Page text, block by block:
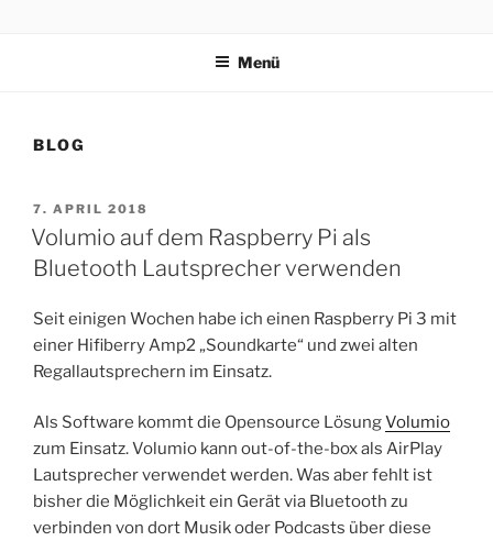
Menü
BLOG
VERÖFFENTLICHT
AM
7. APRIL 2018
Volumio auf dem Raspberry Pi als
Bluetooth Lautsprecher verwenden
Seit einigen Wochen habe ich einen Raspberry Pi 3 mit
einer Hifiberry Amp2 „Soundkarte“ und zwei alten
Regallautsprechern im Einsatz.
Als Software kommt die Opensource LösungVolumio
zum Einsatz. Volumio kann out-of-the-box als AirPlay
Lautsprecher verwendet werden. Was aber fehlt ist
bisher die Möglichkeit ein Gerät via Bluetooth zu
verbinden von dort Musik oder Podcasts über diese